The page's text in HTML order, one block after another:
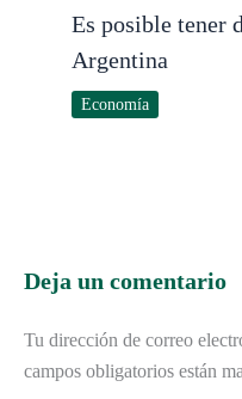
Es posible tener
Argentina
Economía
Deja un comentario
Tu dirección de correo
campos obligatorios están